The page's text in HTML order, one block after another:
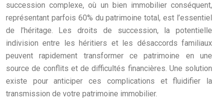
succession complexe, où un bien immobilier conséquent,
représentant parfois 60% du patrimoine total, est l’essentiel
de l’héritage. Les droits de succession, la potentielle
indivision entre les héritiers et les désaccords familiaux
peuvent rapidement transformer ce patrimoine en une
source de conflits et de difficultés financières. Une solution
existe pour anticiper ces complications et fluidifier la
transmission de votre patrimoine immobilier.